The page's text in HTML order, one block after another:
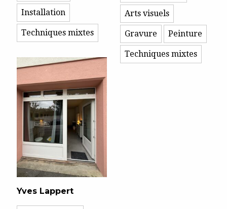
Installation
Techniques mixtes
Arts visuels
Gravure Peinture
Techniques mixtes
Yves Lappert